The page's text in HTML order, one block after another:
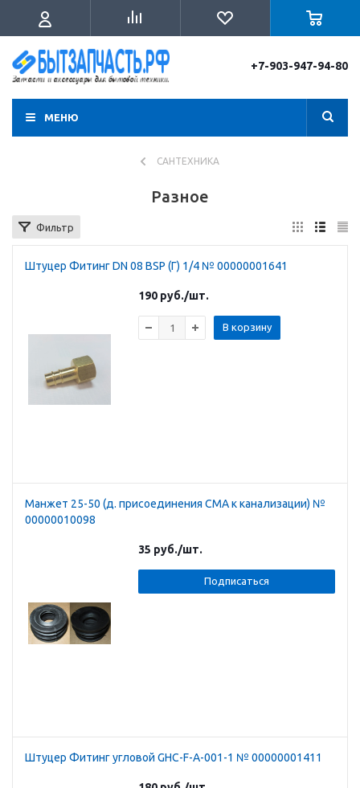
+7-903-947-94-80
МЕНЮ
САНТЕХНИКА
Разное
Фильтр
Штуцер Фитинг DN 08 BSP (Г) 1/4 № 00000001641
190 руб./шт.
В корзину
Манжет 25-50 (д. присоединения СМА к канализации) №
00000010098
35 руб./шт.
Подписаться
Штуцер Фитинг угловой GHC-F-A-001-1 № 00000001411